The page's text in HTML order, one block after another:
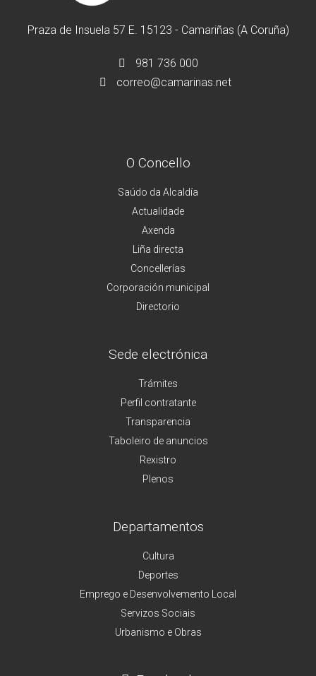
Praza de Insuela 57 E. 15123 - Camariñas (A Coruña)
981 736 000
correo@camarinas.net
O Concello
Saúdo da Alcaldía
Actualidade
Axenda
Liña directa
Concellerías
Corporación municipal
Directorio
Sede electrónica
Trámites
Perfil contratante
Transparencia
Taboleiro de anuncios
Rexistro
Plenos
Departamentos
Cultura
Deportes
Emprego e Desenvolvemento Local
Servizos Sociais
Urbanismo e Obras